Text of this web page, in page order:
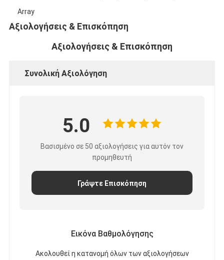
Array
Αξιολογήσεις & Επισκόπηση
Αξιολογήσεις & Επισκόπηση
Συνολική Αξιολόγηση
5.0
Βασισμένο σε 50 αξιολογήσεις για αυτόν τον
προμηθευτή
Γράψτε Επισκόπηση
Εικόνα Βαθμολόγησης
Ακολουθεί η κατανομή όλων των αξιολογήσεων